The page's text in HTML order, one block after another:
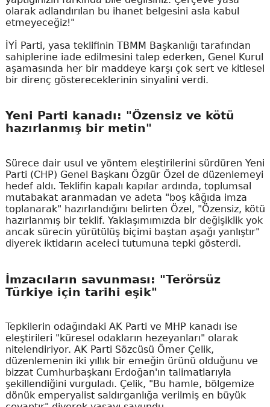
olarak adlandırılan bu ihanet belgesini asla kabul
etmeyeceğiz!"
İYİ Parti, yasa teklifinin TBMM Başkanlığı tarafından
sahiplerine iade edilmesini talep ederken, Genel Kurul
aşamasında her bir maddeye karşı çok sert ve kitlesel
bir direnç göstereceklerinin sinyalini verdi.
Yeni Parti kanadı: "Özensiz ve kötü
hazırlanmış bir metin"
Sürece dair usul ve yöntem eleştirilerini sürdüren Yeni
Parti (CHP) Genel Başkanı Özgür Özel de düzenlemeyi
hedef aldı. Teklifin kapalı kapılar ardında, toplumsal
mutabakat aranmadan ve adeta "boş kâğıda imza
toplanarak" hazırlandığını belirten Özel, "Özensiz, kötü
hazırlanmış bir teklif. Yaklaşımımızda bir değişiklik yok
ancak sürecin yürütülüş biçimi baştan aşağı yanlıştır"
diyerek iktidarın aceleci tutumuna tepki gösterdi.
İmzacıların savunması: "Terörsüz
Türkiye için tarihi eşik"
Tepkilerin odağındaki AK Parti ve MHP kanadı ise
eleştirileri "küresel odakların hezeyanları" olarak
nitelendiriyor. AK Parti Sözcüsü Ömer Çelik,
düzenlemenin iki yıllık bir emeğin ürünü olduğunu ve
bizzat Cumhurbaşkanı Erdoğan'ın talimatlarıyla
şekillendiğini vurguladı. Çelik, "Bu hamle, bölgemize
dönük emperyalist saldırganlığa verilmiş en büyük